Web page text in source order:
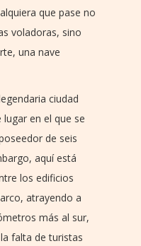
que pase no
voladoras, sino
una nave
ciudad
en el que se
de seis
aquí está
los edificios
atrayendo a
más al sur,
falta de turistas